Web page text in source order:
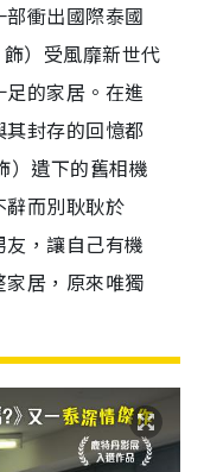
衝出國際泰國
）受風靡新世代
的家居。在進
封存的回憶都
）遺下的舊相機
辭而別耿耿於
，讓自己有機
居，原來唯獨